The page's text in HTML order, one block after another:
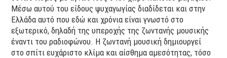
Μέσω αυτού του είδους ψυχαγωγίας διαδίδεται και στην
Ελλάδα αυτό που εδώ και χρόνια είναι γνωστό στο
εξωτερικό, δηλαδή της υπεροχής της ζωντανής μουσικής
έναντι του ραδιοφώνου. Η ζωντανή μουσική δημιουργεί
στο σπίτι ευχάριστο κλίμα και αίσθημα αμεσότητας, τόσο